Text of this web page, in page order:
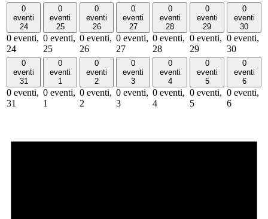
0
eventi
24
0 eventi,
24
0
eventi
25
0 eventi,
25
0
eventi
26
0 eventi,
26
0
eventi
27
0 eventi,
27
0
eventi
28
0 eventi,
28
0
eventi
29
0 eventi,
29
0
eventi
30
0 eventi,
30
0
eventi
31
0 eventi,
31
0
eventi
1
0 eventi,
1
0
eventi
2
0 eventi,
2
0
eventi
3
0 eventi,
3
0
eventi
4
0 eventi,
4
0
eventi
5
0 eventi,
5
0
eventi
6
0 eventi,
6